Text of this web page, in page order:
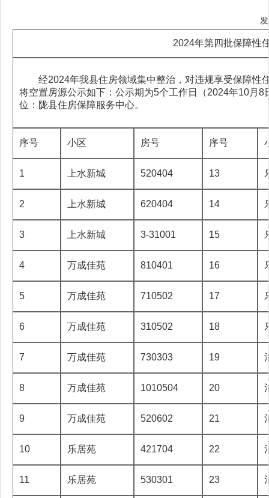
2024年第四批保障性住房空置
经2024年我县住房领域集中整治，对违规享受保障性
将空置房源公示如下：公示期为5个工作日（2024年10
位：陇县住房保障服务中心。
序号 小区 房号 序号
1 上水新城 520404 13
2 上水新城 620404 14
3 上水新城 3-31001 15
4 万成佳苑 810401 16
5 万成佳苑 710502 17
6 万成佳苑 310502 18
7 万成佳苑 730303 19
8 万成佳苑 1010504 20
9 万成佳苑 520602 21
10 乐居苑 421704 22
11 乐居苑 530301 23